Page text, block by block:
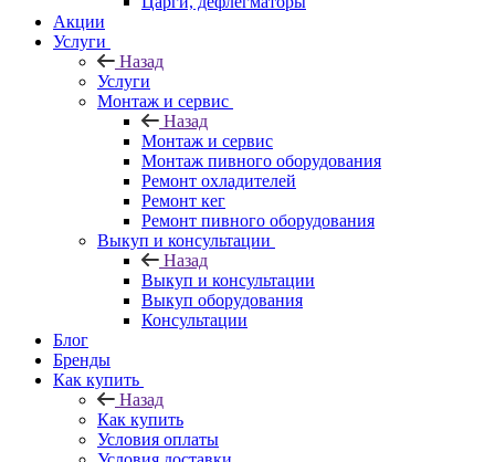
Акции
Услуги
Назад
Услуги
Монтаж и сервис
Назад
Монтаж и сервис
Монтаж пивного оборудования
Ремонт охладителей
Ремонт кег
Ремонт пивного оборудования
Выкуп и консультации
Назад
Выкуп и консультации
Выкуп оборудования
Консультации
Блог
Бренды
Как купить
Назад
Как купить
Условия оплаты